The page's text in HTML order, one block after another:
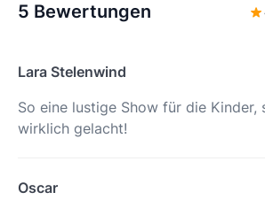
5 Bewertungen
Lara Stelenwind
So eine lustige Show für die Kinder,
wirklich gelacht!
Oscar